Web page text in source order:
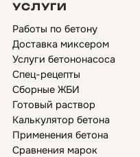
УСЛУГИ
Работы по бетону
Доставка миксером
Услуги бетононасоса
Спец-рецепты
Сборные ЖБИ
Готовый раствор
Калькулятор бетона
Применения бетона
Сравнения марок